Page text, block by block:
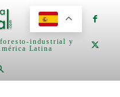
industrial y
Latina